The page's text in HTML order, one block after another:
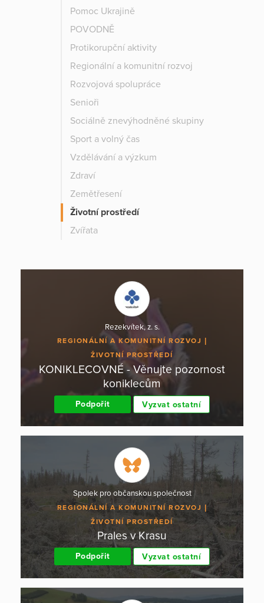
Pomoc Ukrajině
POVODNĚ
Protikorupční aktivity
Regionální a komunitní rozvoj
Rozvojová spolupráce
Senioři
Sociálně znevýhodněné skupiny
Sport a volný čas
Vzdělávání a výzkum
Zdraví
Zemětřesení
Životní prostředí
Zvířata
Rezekvítek, z. s.
REGIONÁLNÍ A KOMUNITNÍ ROZVOJ
ŽIVOTNÍ PROSTŘEDÍ
KONIKLECOVNÉ - Věnujte pozornost
koniklecům
Podpořit Vyzvat ostatní
Spolek pro občanskou společnost
REGIONÁLNÍ A KOMUNITNÍ ROZVOJ
ŽIVOTNÍ PROSTŘEDÍ
Prales v Krasu
Podpořit Vyzvat ostatní